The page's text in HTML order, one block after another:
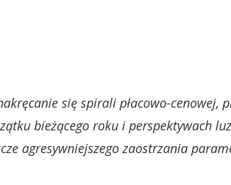
się spirali płacowo-cenowej,
bieżącego roku i perspektywach
agresywniejszego zaostrzania